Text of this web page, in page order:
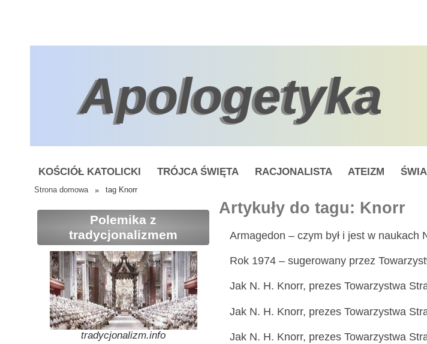
Apologetyka
KOŚCIÓŁ KATOLICKI TRÓJCA ŚWIĘTA RACJONALISTA ATEIZM
Strona domowa » tag Knorr
Polemika z
tradycjonalizmem
tradycjonalizm.info
Artykuły do tagu: Knorr
Armagedon – czym był i jest w naukach
Rok 1974 – sugerowany przez
Jak N. H. Knorr, prezes Towarzystwa
Jak N. H. Knorr, prezes Towarzystwa
Jak N. H. Knorr, prezes Towarzystwa